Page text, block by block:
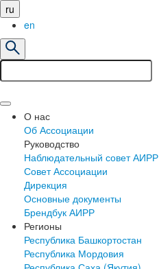
ru
en
О нас
Об Ассоциации
Руководство
Наблюдательный совет АИРР
Совет Ассоциации
Дирекция
Основные документы
Брендбук АИРР
Регионы
Республика Башкортостан
Республика Мордовия